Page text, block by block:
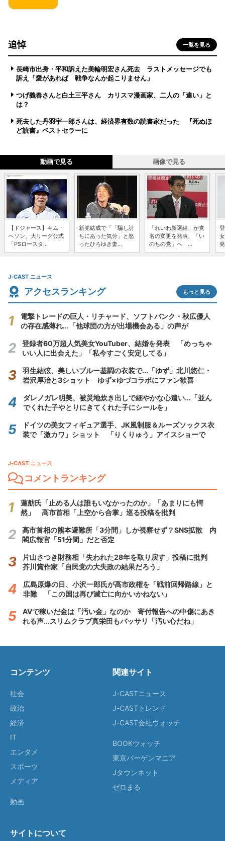
追悼 一覧を見る
長崎市出身・平和訴えた美輪明宏さん死去 ラストメッセージでも
訴え「愛があれば 戦争なんか起こりません」
つげ義春さんと白土三平さん カリスマ漫画家、二人の「違い」と
は？
死去した丹羽宇一郎さんは、経済界有数の読書家だった 『死ぬほ
ど読書』ベストセラーに
動画で見る 画像で見る
【ドジャース】キム・
ヘソン、大リーグ公式
「PSロースタ...
新党結成で「「騙し討
ちにあった気分」と怒
ったひろゆき妻...
「れいわ新選組」が党
名の変更を発表、「い
のちの党」へ ...
J-CAST ニュース
アクセスランキング もっと見る
電撃トレードの巨人・リチャード、ソフトバンク・秋広優人
の存在感薄れ...「他球団の方が出場機会ある」の声が
登録者60万超人気美女YouTuber、結婚を発表 「めっちゃ
いい人に出会えた」「私今すごく安定してる」
羽生結弦、美しいブルー基調の衣装で...「ゆず」北川悠仁・
岩沢厚治と3ショット ゆず×ゆづコラボにファン歓喜
ダレノガレ明美、被災地炊き出しで細やかな心遣い...「並ん
でくれた子やとりにきてくれた子にシールを」
ドイツの美女フィギュア選手、JK風制服＆ルーズソックス衣
装で「激カワ」ショット 「りくりゅう」アイスショーで
J-CAST ニュース
コメントランキング
蓮舫氏「止める人は誰もいなかったのか」「あまりにも愕
然」 高市首相「上空から合掌」巡る投稿を批判
高市首相の熊本避難所「3分間」しか視察せず？SNS拡散 内
閣広報官「51分間」だと否定
片山さつき財務相「失われた28年を取り戻す」投稿に批判
芥川賞作家「自民党の大失政の結果だろう」
広島原爆の日、小沢一郎氏が高市政権を「戦前回帰路線」と
非難 「この国は再び滅亡に向かいかねない」
AVで稼いだ金は「汚い金」なのか 寄付報告への中傷にあき
れる声...スリムクラブ真栄田もバッサリ「汚い心だね」
コンテンツ
社会
政治
経済
IT
エンタメ
スポーツ
メディア
動画
関連サイト
J-CASTニュース
J-CASTトレンド
J-CAST会社ウォッチ
BOOKウォッチ
東京バーゲンマニア
Jタウンネット
ゼロまる
サイトについて